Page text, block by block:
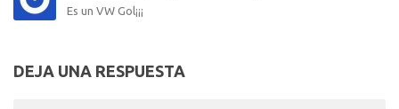
Es un VW Gol¡¡¡
DEJA UNA RESPUESTA